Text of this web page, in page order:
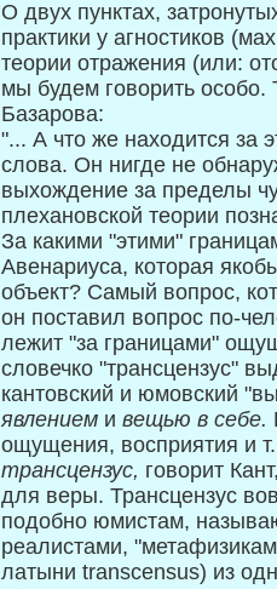
О двух пунктах,
практики у агностиков
теории отражения (или:
мы будем говорить
Базарова:
"... А что же находится за
слова. Он нигде не
выхождение за пределы
плехановской теории
За какими "этими"
Авенариу­са, которая
объект? Самый вопрос,
он поставил вопрос по-
лежит "за границами"
словечко "трансцензус"
кантовский и юмовский
явлением и вещью в себе.
ощу­щения, восприятия и
трансцензус, говорит
для веры. Трансцензус
подобно юмистам,
реалистами,
латыни transcensus) из